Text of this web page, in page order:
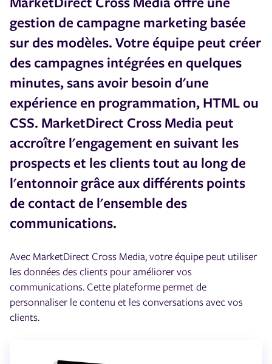
gestion de campagne marketing basée
sur des modèles. Votre équipe peut créer
des campagnes intégrées en quelques
minutes, sans avoir besoin d'une
expérience en programmation, HTML ou
CSS. MarketDirect Cross Media peut
accroître l'engagement en suivant les
prospects et les clients tout au long de
l'entonnoir grâce aux différents points
de contact de l'ensemble des
communications.
Avec MarketDirect Cross Media, votre équipe peut utiliser
les données des clients pour améliorer vos
communications. Cette plateforme permet de
personnaliser le contenu et les conversations avec vos
clients.